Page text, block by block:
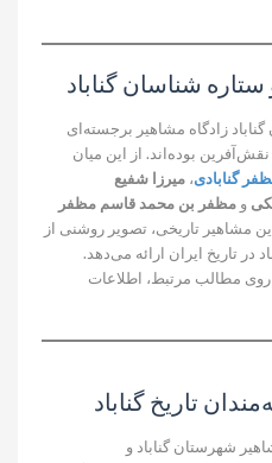
شناسان گناباد
زادگاه مشاهیر برجسته‌ای
بوده‌اند. از این میان
گنابادی، میرزا شفیع
و مظفر بن محمد قاسم مظفر
مشاهیر تاریخی، تصویر روشنی از
در تاریخ ایران ارائه می‌دهد.
روی مطالب مرتبط، اطلاعات
تاریخ گناباد
شهرستان گناباد و